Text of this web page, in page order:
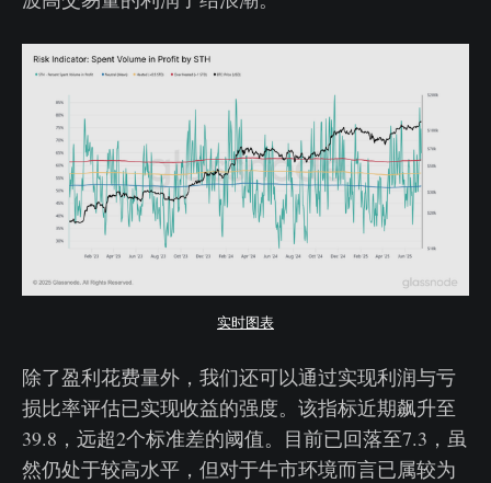
实时图表
除了盈利花费量外，我们还可以通过实现利润与亏
损比率评估已实现收益的强度。该指标近期飙升至
39.8，远超2个标准差的阈值。目前已回落至7.3，虽
然仍处于较高水平，但对于牛市环境而言已属较为